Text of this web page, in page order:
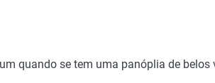
quando se tem uma panóplia de belos